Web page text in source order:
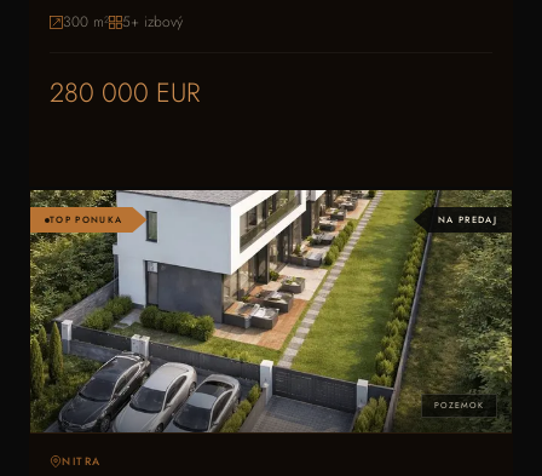
300 m² 5+ izbový
280 000 EUR
TOP PONUKA NA PREDAJ
POZEMOK
NITRA